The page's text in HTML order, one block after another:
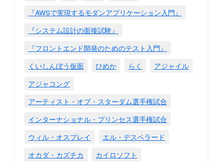
『AWSで実現するモダンアプリケーション入門』
『システム設計の面接試験』
『フロントエンド開発のためのテスト入門』
くいしんぼう仮面
ひめか らく
アジャイル
アジャコング
アーティスト・オブ・スターダム選手権試合
インターナショナル・プリンセス選手権試合
ウィル・オスプレイ
エル・デスペラード
オカダ・カズチカ
カイロソフト